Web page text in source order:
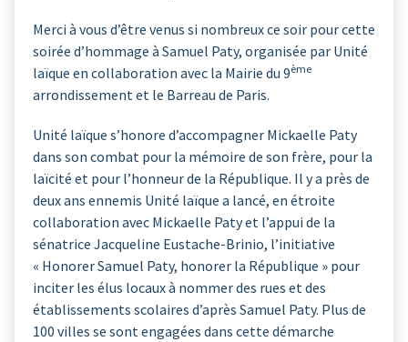
Merci à vous d’être venus si nombreux ce soir pour cette
soirée d’hommage à Samuel Paty, organisée par Unité
laïque en collaboration avec la Mairie du 9ème
arrondissement et le Barreau de Paris.
Unité laïque s’honore d’accompagner Mickaelle Paty
dans son combat pour la mémoire de son frère, pour la
laïcité et pour l’honneur de la République. Il y a près de
deux ans ennemis Unité laïque a lancé, en étroite
collaboration avec Mickaelle Paty et l’appui de la
sénatrice Jacqueline Eustache-Brinio, l’initiative
« Honorer Samuel Paty, honorer la République » pour
inciter les élus locaux à nommer des rues et des
établissements scolaires d’après Samuel Paty. Plus de
100 villes se sont engagées dans cette démarche